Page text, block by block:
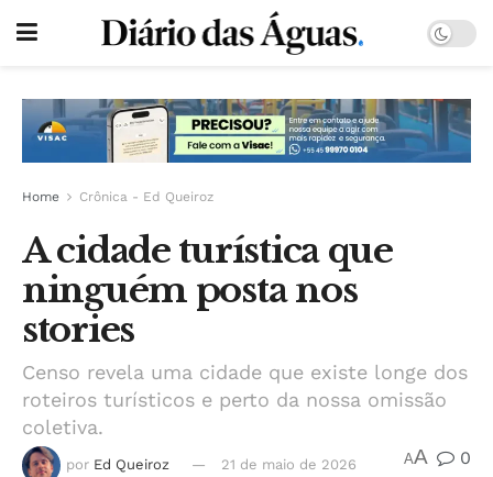
Home Crônica - Ed Queiroz
A cidade turística que
ninguém posta nos
stories
Censo revela uma cidade que existe longe dos
roteiros turísticos e perto da nossa omissão
coletiva.
por Ed Queiroz 21 de maio de 2026 AA 0